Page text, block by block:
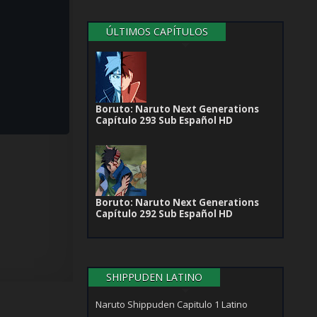
ÚLTIMOS CAPÍTULOS
Boruto: Naruto Next Generations
Capítulo 293 Sub Español HD
Boruto: Naruto Next Generations
Capítulo 292 Sub Español HD
SHIPPUDEN LATINO
Naruto Shippuden Capitulo 1 Latino